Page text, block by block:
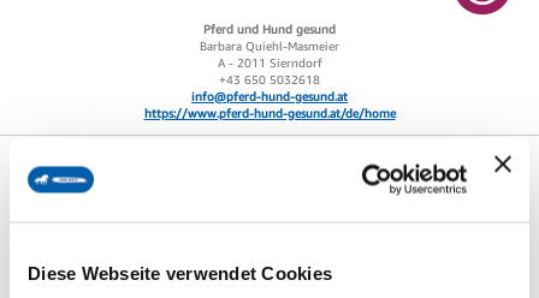
Diese Webseite verwendet Cookies
Pferd und Hund gesund
Barbara Quiehl-Masmeier
A - 2011 Sierndorf
+43 650 5032618
info@pferd-hund-gesund.at
https://www.pferd-hund-gesund.at/de/home